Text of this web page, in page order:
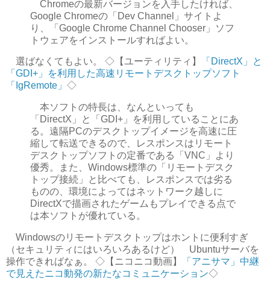
Chromeの最新バージョンを入手したければ、
Google Chromeの「Dev Channel」サイトよ
り、「Google Chrome Channel Chooser」ソフ
トウェアをインストールすればよい。
選ばなくてもよい。 ◇【ユーティリティ】
「DirectX」と
「GDI+」を利用した高速リモートデスクトップソフト
「IgRemote」 ◇
本ソフトの特長は、なんといっても
「DirectX」と「GDI+」を利用していることにあ
る。遠隔PCのデスクトップイメージを高速に圧
縮して転送できるので、レスポンスはリモート
デスクトップソフトの定番である「VNC」より
優秀。また、Windows標準の「リモートデスク
トップ接続」と比べても、レスポンスでは劣る
ものの、環境によってはネットワーク越しに
DirectXで描画されたゲームもプレイできる点で
は本ソフトが優れている。
Windowsのリモートデスクトップはホントに便利すぎ
（セキュリティにはいろいろあるけど） Ubuntuサーバを
操作できればなぁ。 ◇【ニコニコ動画】
「アニサマ」中継
で見えたニコ動発の新たなコミュニケーション◇